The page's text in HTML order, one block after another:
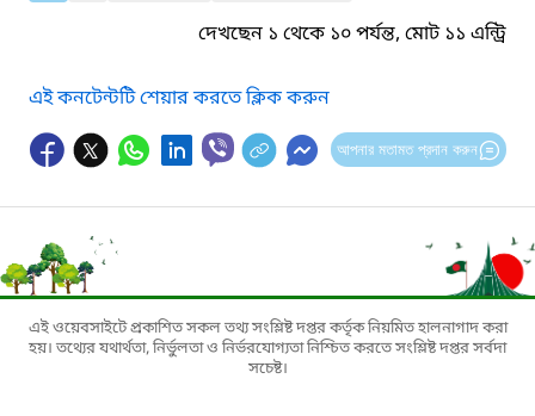
দেখছেন ১ থেকে ১০ পর্যন্ত, মোট ১১ এন্ট্রি
এই কনটেন্টটি শেয়ার করতে ক্লিক করুন
আপনার মতামত প্রদান করুন
এই ওয়েবসাইটে প্রকাশিত সকল তথ্য সংশ্লিষ্ট দপ্তর কর্তৃক নিয়মিত হালনাগাদ করা
হয়। তথ্যের যথার্থতা, নির্ভুলতা ও নির্ভরযোগ্যতা নিশ্চিত করতে সংশ্লিষ্ট দপ্তর সর্বদা
সচেষ্ট।